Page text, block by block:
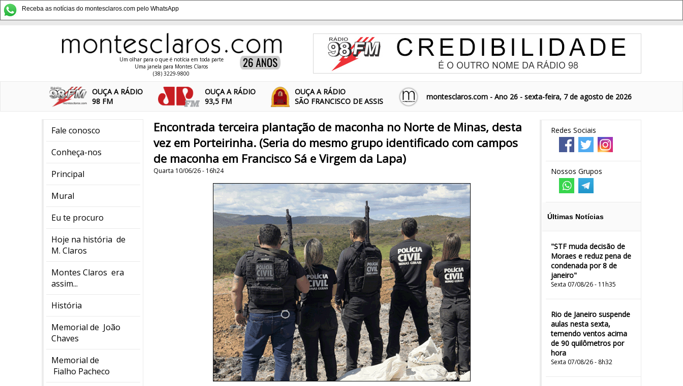
Receba as notícias do montesclaros.com pelo WhatsApp
Um olhar para o que é notícia em toda parte
Uma janela para Montes Claros
(38) 3229-9800
OUÇA A RÁDIO
98 FM
OUÇA A RÁDIO
93,5 FM
OUÇA A RÁDIO
SÃO FRANCISCO DE ASSIS
montesclaros.com - Ano 26 - sexta-feira, 7 de agosto de 2026
Fale conosco
Conheça-nos
Principal
Mural
Eu te procuro
Hoje na história de
M. Claros
Montes Claros era
assim...
História
Memorial de João
Chaves
Memorial de
Fialho Pacheco
Redes Sociais
Nossos Grupos
Últimas Notícias
"STF muda decisão de
Moraes e reduz pena de
condenada por 8 de
janeiro"
Sexta 07/08/26 - 11h35
Rio de Janeiro suspende
aulas nesta sexta,
temendo ventos acima
de 90 quilômetros por
hora
Sexta 07/08/26 - 8h32
Encontrada terceira plantação de maconha no Norte de Minas, desta
vez em Porteirinha. (Seria do mesmo grupo identificado com campos
de maconha em Francisco Sá e Virgem da Lapa)
Quarta 10/06/26 - 16h24